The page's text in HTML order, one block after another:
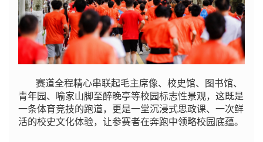
赛道全程精心串联起毛主席像、校史馆、图书馆、
青年园、喻家山脚至醉晚亭等校园标志性景观，这既是
一条体育竞技的跑道，更是一堂沉浸式思政课、一次鲜
活的校史文化体验，让参赛者在奔跑中领略校园底蕴。